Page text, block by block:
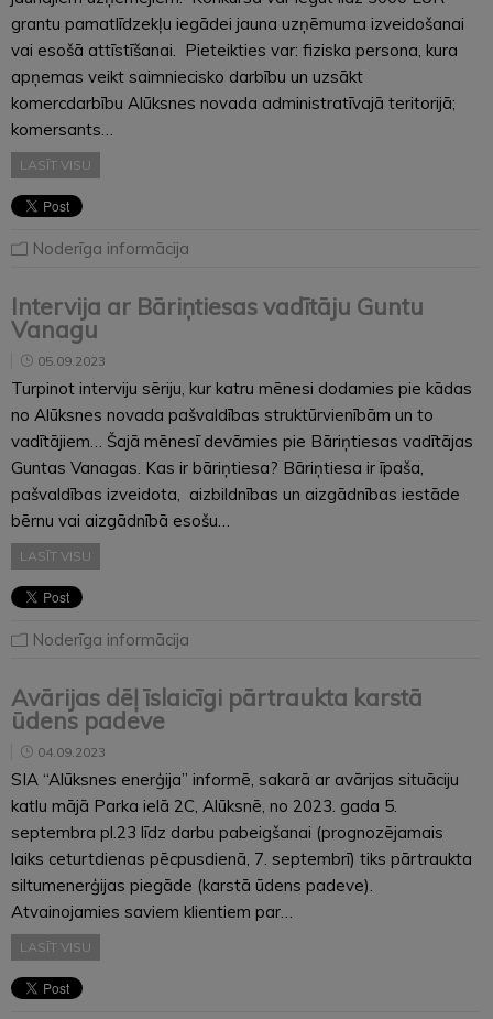
grantu pamatlīdzekļu iegādei jauna uzņēmuma izveidošanai
vai esošā attīstīšanai. Pieteikties var: fiziska persona, kura
apņemas veikt saimniecisko darbību un uzsākt
komercdarbību Alūksnes novada administratīvajā teritorijā;
komersants…
LASĪT VISU
Noderīga informācija
Intervija ar Bāriņtiesas vadītāju Guntu
Vanagu
05.09.2023
Turpinot interviju sēriju, kur katru mēnesi dodamies pie kādas
no Alūksnes novada pašvaldības struktūrvienībām un to
vadītājiem… Šajā mēnesī devāmies pie Bāriņtiesas vadītājas
Guntas Vanagas. Kas ir bāriņtiesa? Bāriņtiesa ir īpaša,
pašvaldības izveidota, aizbildnības un aizgādnības iestāde
bērnu vai aizgādnībā esošu…
LASĪT VISU
Noderīga informācija
Avārijas dēļ īslaicīgi pārtraukta karstā
ūdens padeve
04.09.2023
SIA “Alūksnes enerģija” informē, sakarā ar avārijas situāciju
katlu mājā Parka ielā 2C, Alūksnē, no 2023. gada 5.
septembra pl.23 līdz darbu pabeigšanai (prognozējamais
laiks ceturtdienas pēcpusdienā, 7. septembrī) tiks pārtraukta
siltumenerģijas piegāde (karstā ūdens padeve).
Atvainojamies saviem klientiem par…
LASĪT VISU